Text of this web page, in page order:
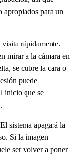
apropiados para un
visita rápidamente.
mirar a la cámara en
se cubre la cara o
puede
inicio que se
El sistema apagará la
Si la imagen
ser volver a poner